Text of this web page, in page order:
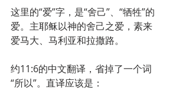
这里的“爱”字，是“舍己”、“牺牲”的
爱。主耶稣以神的舍己之爱，素来
爱马大、马利亚和拉撒路。
约11:6的中文翻译，省掉了一个词
“所以”。直译应该是：